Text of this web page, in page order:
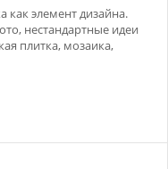
как элемент дизайна.
нестандартные идеи
плитка, мозаика,